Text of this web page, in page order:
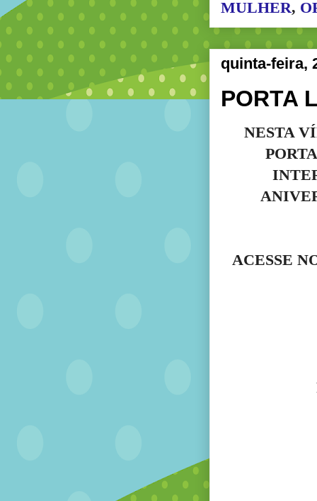
MULHER,
quinta-feira,
PORTA
NESTA
ACESSE